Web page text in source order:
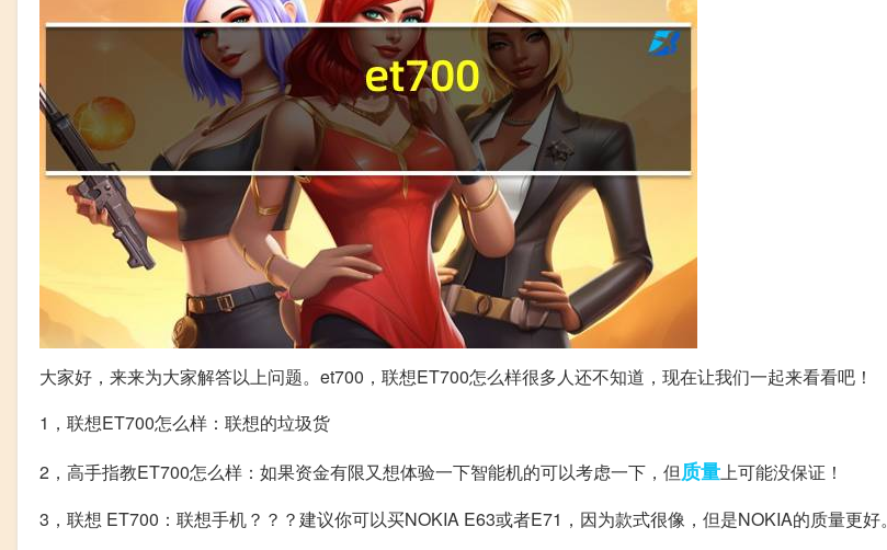
大家好，来来为大家解答以上问题。et700，联想ET700怎么样很多人还不知道，现在让我们一起来看看吧！
1，联想ET700怎么样：联想的垃圾货
2，高手指教ET700怎么样：如果资金有限又想体验一下智能机的可以考虑一下，但质量上可能没保证！
3，联想 ET700：联想手机？？？建议你可以买NOKIA E63或者E71，因为款式很像，但是NOKIA的质量更好。